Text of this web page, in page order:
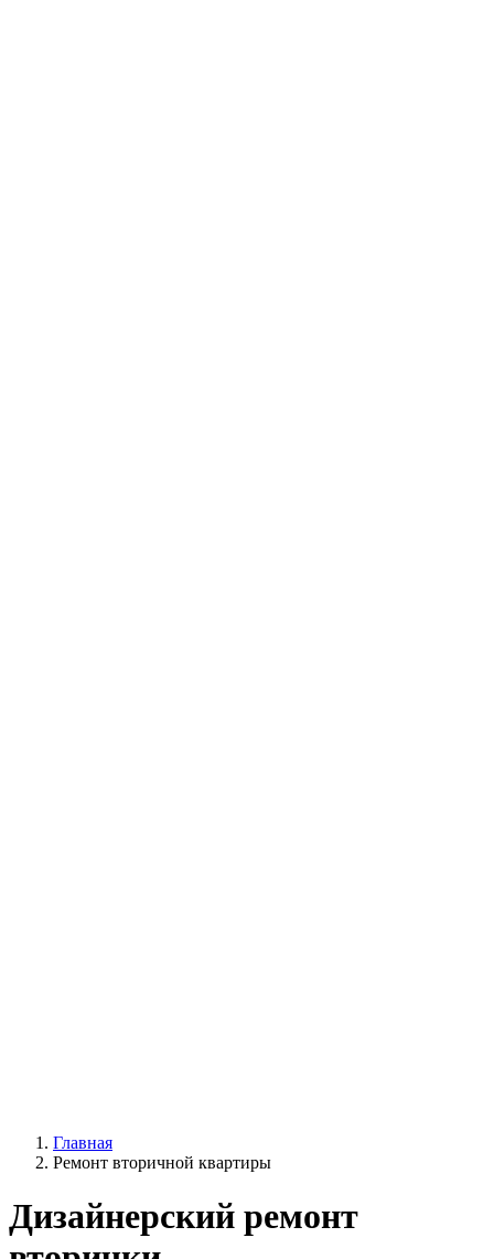
Главная
Ремонт вторичной квартиры
Дизайнерский ремонт